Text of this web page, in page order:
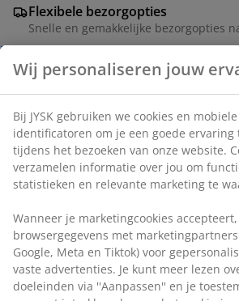
Flexibele bezorgopties
Snelle en gemakkelijke bezorgopties
Artikelnummer: 6898551
Specificaties
Beoordelingen
( 0)